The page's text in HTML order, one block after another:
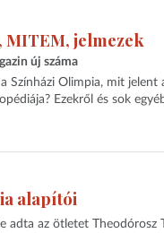
MITEM, jelmezek
új száma
Színházi Olimpia, mit
Ezekről és sok
alapítói
adta az ötletet Theodórosz